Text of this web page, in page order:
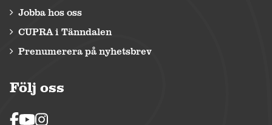
Jobba hos oss
CUPRA i Tänndalen
Prenumerera på nyhetsbrev
Följ oss